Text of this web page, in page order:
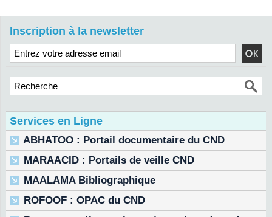
Inscription à la newsletter
Services en Ligne
ABHATOO : Portail documentaire du CND
MARAACID : Portails de veille CND
MAALAMA Bibliographique
ROFOOF : OPAC du CND